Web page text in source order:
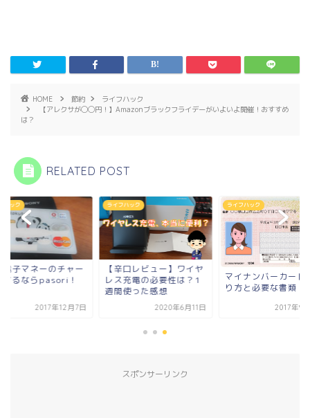
HOME 節約
ライフハック
【アレクサが◯◯円！】Amazonブラックフライデーがいよいよ開催！おすすめ
は？
RELATED POST
ハック
電子マネーのチャー
するならpasori！
2017年12月7日
ライフハック
【辛口レビュー】ワイヤ
レス充電の必要性は？1
週間使った感想
2020年6月11日
ライフハック
マイナンバーカード
り方と必要な書類
2017年9
スポンサーリンク